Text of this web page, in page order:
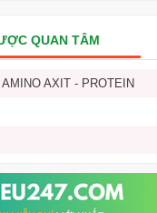
QUAN TÂM
AXIT - PROTEIN